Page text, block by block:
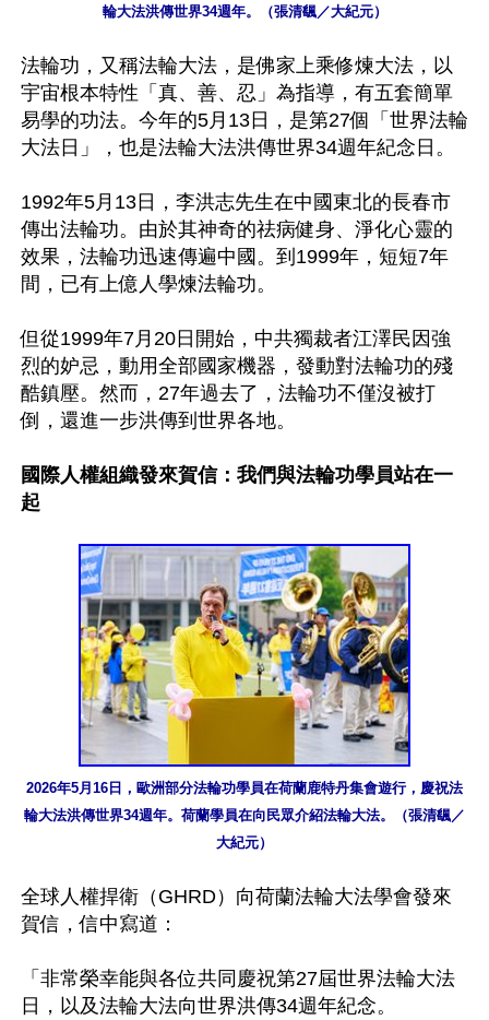
輪大法洪傳世界34週年。（張清颻／大紀元）
法輪功，又稱法輪大法，是佛家上乘修煉大法，以
宇宙根本特性「真、善、忍」為指導，有五套簡單
易學的功法。今年的5月13日，是第27個「世界法輪
大法日」，也是法輪大法洪傳世界34週年紀念日。
1992年5月13日，李洪志先生在中國東北的長春市
傳出法輪功。由於其神奇的祛病健身、淨化心靈的
效果，法輪功迅速傳遍中國。到1999年，短短7年
間，已有上億人學煉法輪功。
但從1999年7月20日開始，中共獨裁者江澤民因強
烈的妒忌，動用全部國家機器，發動對法輪功的殘
酷鎮壓。然而，27年過去了，法輪功不僅沒被打
倒，還進一步洪傳到世界各地。
國際人權組織發來賀信：我們與法輪功學員站在一
起
2026年5月16日，歐洲部分法輪功學員在荷蘭鹿特丹集會遊行，慶祝法
輪大法洪傳世界34週年。荷蘭學員在向民眾介紹法輪大法。（張清颻／
大紀元）
全球人權捍衛（GHRD）向荷蘭法輪大法學會發來
賀信，信中寫道：
「非常榮幸能與各位共同慶祝第27屆世界法輪大法
日，以及法輪大法向世界洪傳34週年紀念。